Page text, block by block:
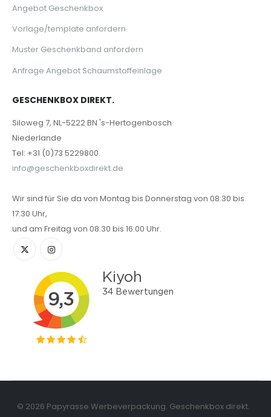
Angebot Geschenkbox
Vorlage/template anfordern
Muster Geschenkband anfordern
Anfrage Angebot Schaumstoffeinlage
GESCHENKBOX DIREKT.
Siloweg 7, NL-5222 BN 's-Hertogenbosch
Niederlande
Tel: +31 (0)73 5229800.
info@geschenkboxdirekt.de
Wir sind für Sie da von Montag bis Donnerstag von 08:30 bis
17:30 Uhr,
und am Freitag von 08:30 bis 16:00 Uhr.
© 2026 Papyrasse Werbeverpackung. Geschenkbox direkt.